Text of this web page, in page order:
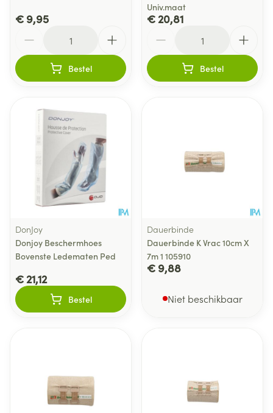
€ 9,95
Bestel
Univ.maat
€ 20,81
Bestel
DonJoy
Donjoy Beschermhoes
Bovenste Ledematen Ped
€ 21,12
Bestel
Dauerbinde
Dauerbinde K Vrac 10cm X
7m 1 105910
€ 9,88
Niet beschikbaar